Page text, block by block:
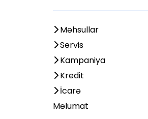
Məhsullar
Servis
Kampaniya
Kredit
İcarə
Məlumat